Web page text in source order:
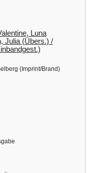
Luna
Julia (Übers.) /
(Imprint/Brand)